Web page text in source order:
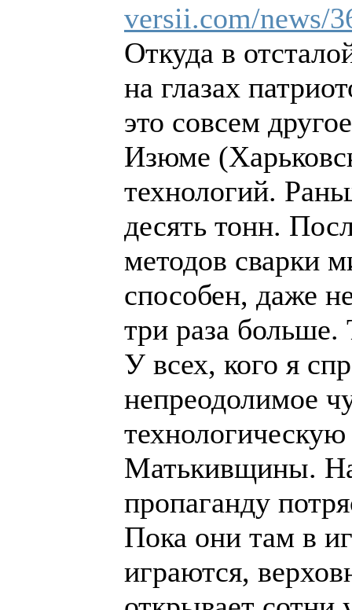
versii.com/news/
Откуда в
на глазах
это совсем
Изюме
технологий.
десять тонн.
методов сварки
способен, даже
три раза
У всех, кого я
непреодолимое
Матькивщины.
пропаганду
Пока они там в
играются,